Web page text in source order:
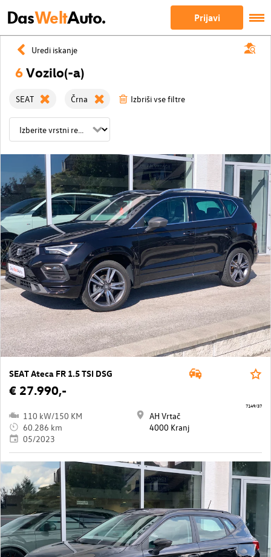
DasWeltAuto. Prijavi
Uredi iskanje
6Vozilo(-a)
SEAT Črna Izbriši vse filtre
SEAT Ateca FR 1.5 TSI DSG
€ 27.990,-
110 kW/150 KM
60.286 km
05/2023
AH Vrtač
4000 Kranj
7149/37